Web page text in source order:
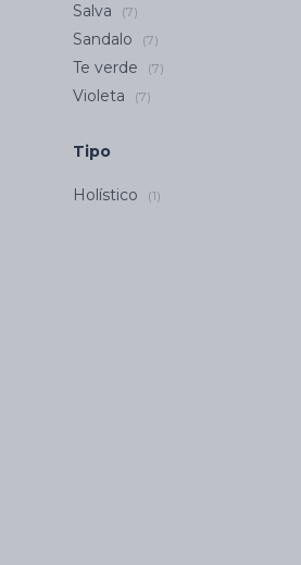
Salva (7)
Sandalo (7)
Te verde (7)
Violeta (7)
Tipo
Holístico (1)